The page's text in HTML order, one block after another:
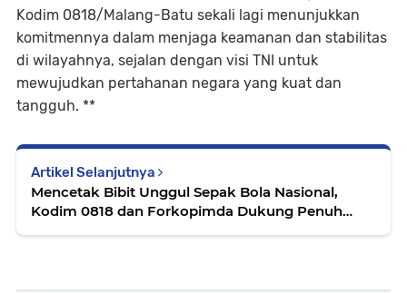
Kodim 0818/Malang-Batu sekali lagi menunjukkan
komitmennya dalam menjaga keamanan dan stabilitas
di wilayahnya, sejalan dengan visi TNI untuk
mewujudkan pertahanan negara yang kuat dan
tangguh. **
Artikel Selanjutnya
Mencetak Bibit Unggul Sepak Bola Nasional,
Kodim 0818 dan Forkopimda Dukung Penuh